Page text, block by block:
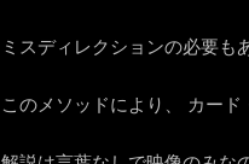
ミスディレクションの必要も
このメソッドにより、 カー